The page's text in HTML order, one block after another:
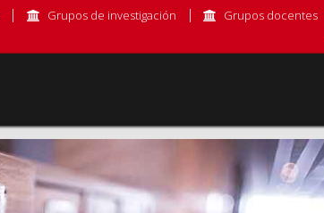
Grupos de investigación Grupos docentes